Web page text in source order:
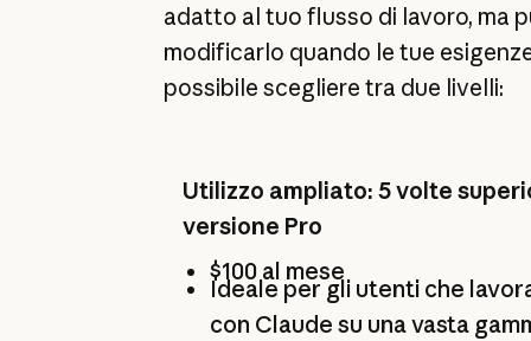
adatto al tuo flusso di lavoro, ma
modificarlo quando le tue
possibile scegliere tra due livelli:
Utilizzo ampliato: 5 volte
versione Pro
$100 al mese
Ideale per gli utenti che
con Claude su una vasta